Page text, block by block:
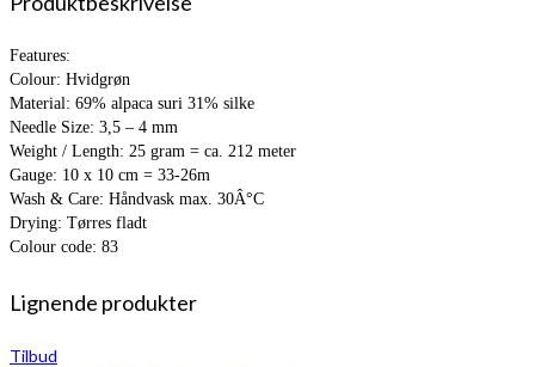
Features:
Colour: Hvidgrøn
Material: 69% alpaca suri 31% silke
Needle Size: 3,5 – 4 mm
Weight / Length: 25 gram = ca. 212 meter
Gauge: 10 x 10 cm = 33-26m
Wash & Care: Håndvask max. 30Â°C
Drying: Tørres fladt
Colour code: 83
Lignende produkter
Tilbud